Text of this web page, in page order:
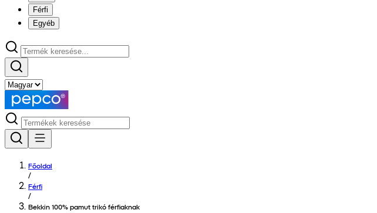
Férfi
Egyéb
Főoldal
/
Férfi
/
Bekkin 100% pamut trikó férfiaknak